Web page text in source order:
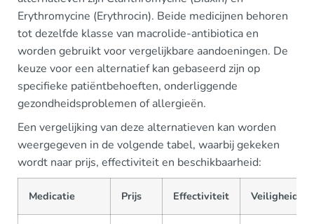
Erythromycine (Erythrocin). Beide medicijnen behoren
tot dezelfde klasse van macrolide-antibiotica en
worden gebruikt voor vergelijkbare aandoeningen. De
keuze voor een alternatief kan gebaseerd zijn op
specifieke patiëntbehoeften, onderliggende
gezondheidsproblemen of allergieën.
Een vergelijking van deze alternatieven kan worden
weergegeven in de volgende tabel, waarbij gekeken
wordt naar prijs, effectiviteit en beschikbaarheid:
Medicatie Prijs Effectiviteit Veiligheid